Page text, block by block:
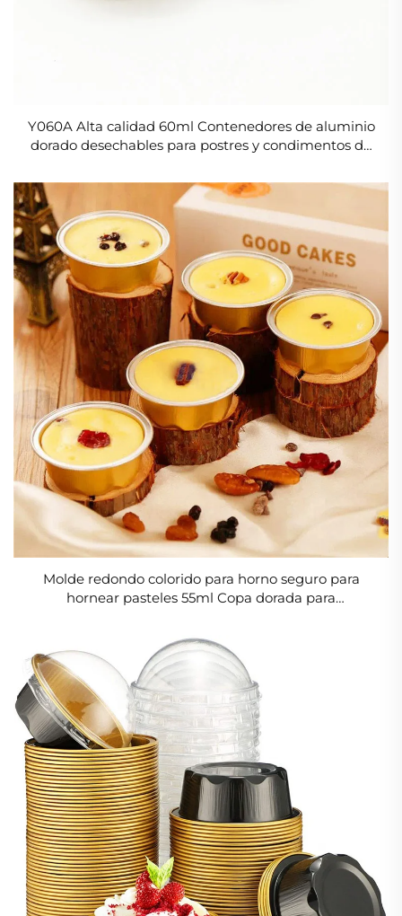
Y060A Alta calidad 60ml Contenedores de aluminio
dorado desechables para postres y condimentos de
Molde redondo colorido para horno seguro para
hornear pasteles 55ml Copa dorada para
mini de aluminio para hornear